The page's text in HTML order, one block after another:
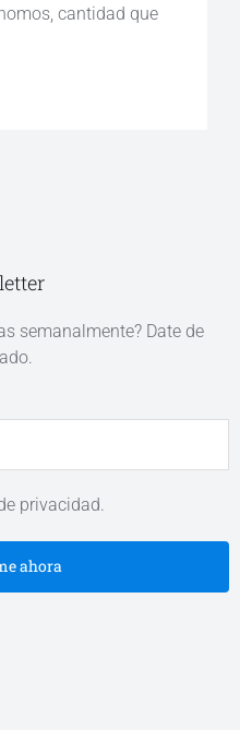
cantidad que
semanalmente? Date de
privacidad.
ahora